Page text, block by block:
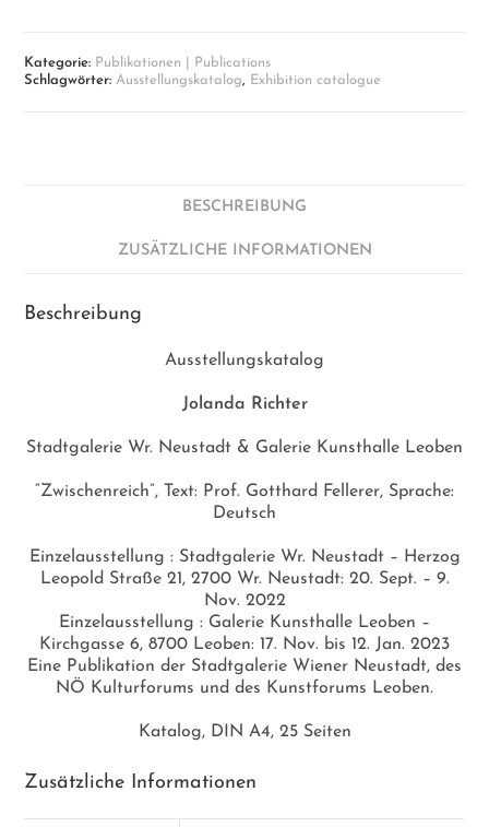
Kategorie: Publikationen | Publications
Schlagwörter:Ausstellungskatalog, Exhibition catalogue
BESCHREIBUNG
ZUSÄTZLICHE INFORMATIONEN
Beschreibung
Ausstellungskatalog
Jolanda Richter
Stadtgalerie Wr. Neustadt & Galerie Kunsthalle Leoben
“Zwischenreich”, Text: Prof. Gotthard Fellerer, Sprache:
Deutsch
Einzelausstellung : Stadtgalerie Wr. Neustadt – Herzog
Leopold Straße 21, 2700 Wr. Neustadt: 20. Sept. – 9.
Nov. 2022
Einzelausstellung : Galerie Kunsthalle Leoben –
Kirchgasse 6, 8700 Leoben: 17. Nov. bis 12. Jan. 2023
Eine Publikation der Stadtgalerie Wiener Neustadt, des
NÖ Kulturforums und des Kunstforums Leoben.
Katalog, DIN A4, 25 Seiten
Zusätzliche Informationen